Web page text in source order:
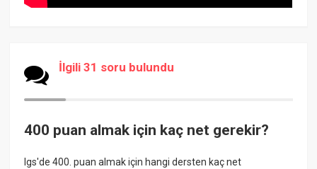
İlgili 31 soru bulundu
400 puan almak için kaç net gerekir?
lgs'de 400. puan almak için hangi dersten kaç net